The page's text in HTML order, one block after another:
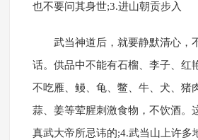
也不要问其身世;3.进山朝贡步入
武当神道后，就要静默清心，
话。供品中不能有石榴、李子、红
不吃雁、鳗、龟、鳖、牛、犬、猪
蒜、姜等荤腥刺激食物，不饮酒。
真武大帝所忌讳的;4.武当山上许多